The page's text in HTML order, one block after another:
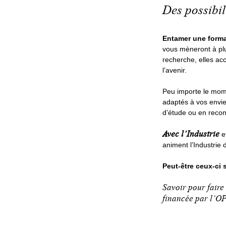
Des
Entamer une
vous mèneront à
recherche, elles
l’avenir.
Peu importe le
adaptés à vos
d’étude ou en
Avec l’Industrie
animent l’Industrie
Peut-être ceux-ci
Savoir pour faire
financée par